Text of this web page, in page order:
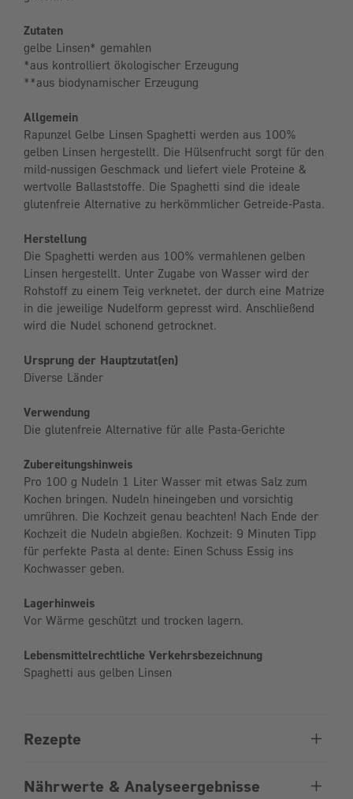
Zutaten
gelbe Linsen* gemahlen
*aus kontrolliert ökologischer Erzeugung
**aus biodynamischer Erzeugung
Allgemein
Rapunzel Gelbe Linsen Spaghetti werden aus 100%
gelben Linsen hergestellt. Die Hülsenfrucht sorgt für den
mild-nussigen Geschmack und liefert viele Proteine &
wertvolle Ballaststoffe. Die Spaghetti sind die ideale
glutenfreie Alternative zu herkömmlicher Getreide-Pasta.
Herstellung
Die Spaghetti werden aus 100% vermahlenen gelben
Linsen hergestellt. Unter Zugabe von Wasser wird der
Rohstoff zu einem Teig verknetet, der durch eine Matrize
in die jeweilige Nudelform gepresst wird. Anschließend
wird die Nudel schonend getrocknet.
Ursprung der Hauptzutat(en)
Diverse Länder
Verwendung
Die glutenfreie Alternative für alle Pasta-Gerichte
Zubereitungshinweis
Pro 100 g Nudeln 1 Liter Wasser mit etwas Salz zum
Kochen bringen. Nudeln hineingeben und vorsichtig
umrühren. Die Kochzeit genau beachten! Nach Ende der
Kochzeit die Nudeln abgießen. Kochzeit: 9 Minuten Tipp
für perfekte Pasta al dente: Einen Schuss Essig ins
Kochwasser geben.
Lagerhinweis
Vor Wärme geschützt und trocken lagern.
Lebensmittelrechtliche Verkehrsbezeichnung
Spaghetti aus gelben Linsen
Rezepte
Nährwerte & Analyseergebnisse